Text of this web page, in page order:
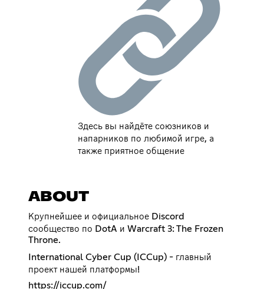
Здесь вы найдёте союзников и
напарников по любимой игре, а
также приятное общение
ABOUT
Крупнейшее и официальное Discord
сообщество по DotA и Warcraft 3: The Frozen
Throne.
International Cyber Cup (ICCup) - главный
проект нашей платформы!
https://iccup.com/